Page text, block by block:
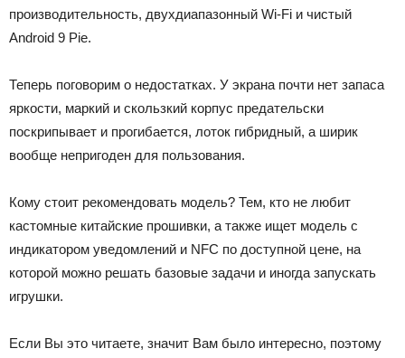
производительность, двухдиапазонный Wi-Fi и чистый
Android 9 Pie.
Теперь поговорим о недостатках. У экрана почти нет запаса
яркости, маркий и скользкий корпус предательски
поскрипывает и прогибается, лоток гибридный, а ширик
вообще непригоден для пользования.
Кому стоит рекомендовать модель? Тем, кто не любит
кастомные китайские прошивки, а также ищет модель с
индикатором уведомлений и NFC по доступной цене, на
которой можно решать базовые задачи и иногда запускать
игрушки.
Если Вы это читаете, значит Вам было интересно, поэтому